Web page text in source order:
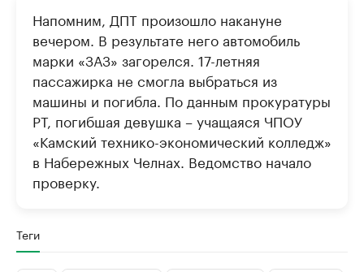
Напомним, ДПТ произошло накануне
вечером. В результате него автомобиль
марки «ЗАЗ» загорелся. 17-летняя
пассажирка не смогла выбраться из
машины и погибла. По данным прокуратуры
РТ, погибшая девушка – учащаяся ЧПОУ
«Камский технико-экономический колледж»
в Набережных Челнах. Ведомство начало
проверку.
Теги